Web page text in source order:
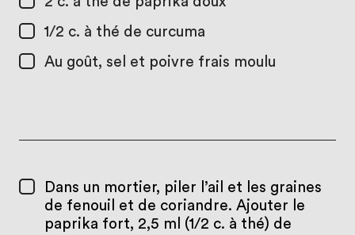
1/2 c. à thé de curcuma
Au goût, sel et poivre frais moulu
Dans un mortier, piler l’ail et les graines
de fenouil et de coriandre. Ajouter le
paprika fort, 2,5 ml (1/2 c. à thé) de